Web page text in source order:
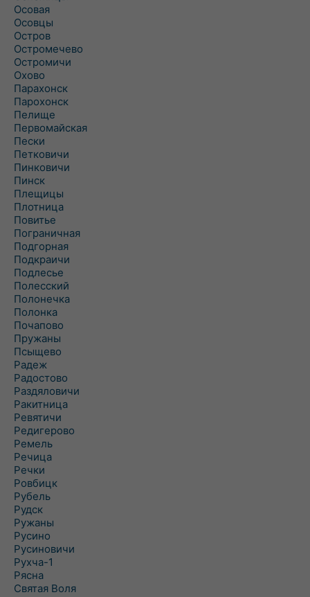
Осовая
Осовцы
Остров
Остромечево
Остромичи
Охово
Парахонск
Парохонск
Пелище
Первомайская
Пески
Петковичи
Пинковичи
Пинск
Плещицы
Плотница
Повитье
Пограничная
Подгорная
Подкраичи
Подлесье
Полесский
Полонечка
Полонка
Почапово
Пружаны
Псыщево
Радеж
Радостово
Раздяловичи
Ракитница
Ревятичи
Редигерово
Ремель
Речица
Речки
Ровбицк
Рубель
Рудск
Ружаны
Русино
Русиновичи
Рухча-1
Рясна
Святая Воля